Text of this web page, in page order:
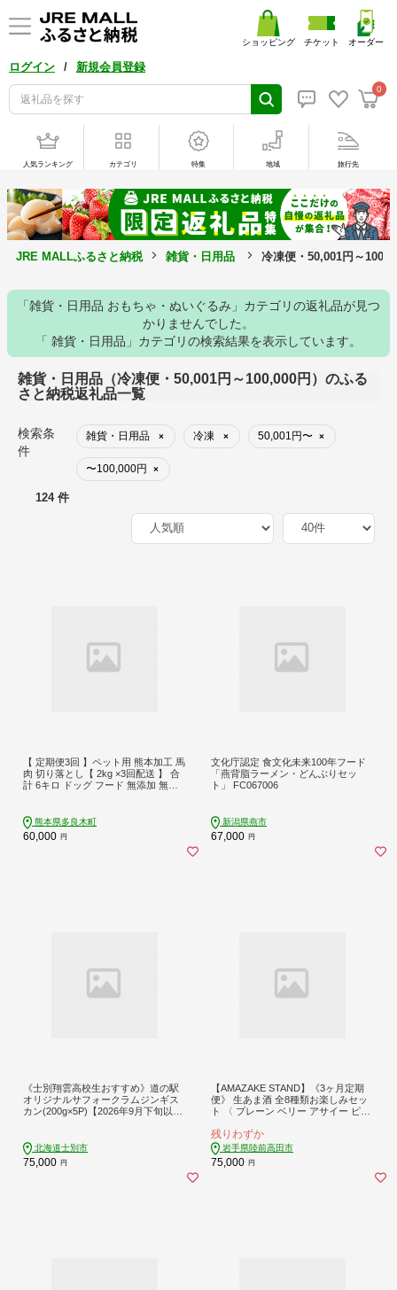
ログイン / 新規会員登録
0
ショッピング チケット オーダー
人気ランキング カテゴリ 特集 地域 旅行先
JRE MALLふるさと納税 雑貨・日用品 冷凍便・50,001円～
「雑貨・日用品 おもちゃ・ぬいぐるみ」カテゴリの返礼品が見つ
かりませんでした。
「 雑貨・日用品」カテゴリの検索結果を表示しています。
雑貨・日用品（冷凍便・50,001円～100,000円）のふる
さと納税返礼品一覧
検索条
件
雑貨・日用品 × 冷凍 × 50,001円〜 ×
〜100,000円 ×
124 件
【 定期便3回 】ペット用 熊本加工 馬
肉 切り落とし【 2kg ×3回配送 】 合
計 6キロ ドッグ フード 無添加 無香
熊本県多良木町
60,000 円
文化庁認定 食文化未来100年フード
「燕背脂ラーメン・どんぶりセッ
ト」 FC067006
新潟県燕市
67,000 円
《士別翔雲高校生おすすめ》道の駅
オリジナルサフォークラムジンギス
カン(200g×5P)【2026年9月下旬以降
ギスカン BBQ バーベキュー 学生コ
ラボ 鍋 調理器具 【まちづくり士
別】【C7079】
北海道士別市
75,000 円
【AMAZAKE STAND】《3ヶ月定期
便》 生あま酒 全8種類お楽しみセッ
ト 〈 プレーン ベリー アサイー ピス
〉 170ml × 各1本セット 米麹100%使
用【 甘酒 米麹 砂糖不使用 無塩 ノン
アルコール 無添加 パウチタイプ 人
気 】RT2375
残りわずか
岩手県陸前高田市
75,000 円